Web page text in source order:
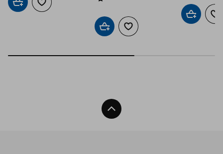
Добави в кошницата
Добави към списъка с любими
Добави в кошницата
Добави към списъка с
Добави
Нагоре